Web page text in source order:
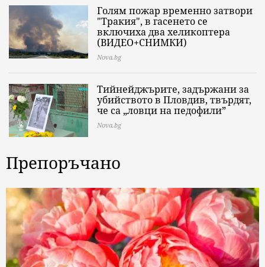
Голям пожар временно затвори
"Тракия", в гасенето се
включиха два хеликоптера
(ВИДЕО+СНИМКИ)
Nova.bg
Тийнейджърите, задържани за
убийството в Пловдив, твърдят,
че са „ловци на педофили”
Nova.bg
Препоръчано